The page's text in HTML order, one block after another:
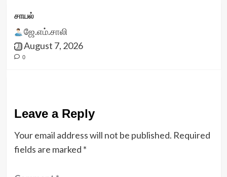
சாயல்
ஜே.எம்.சாலி
August 7, 2026
0
Leave a Reply
Your email address will not be published. Required
fields are marked *